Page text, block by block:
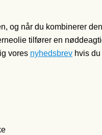
og når du kombinerer
tilfører en
vores nyhedsbrev hvis